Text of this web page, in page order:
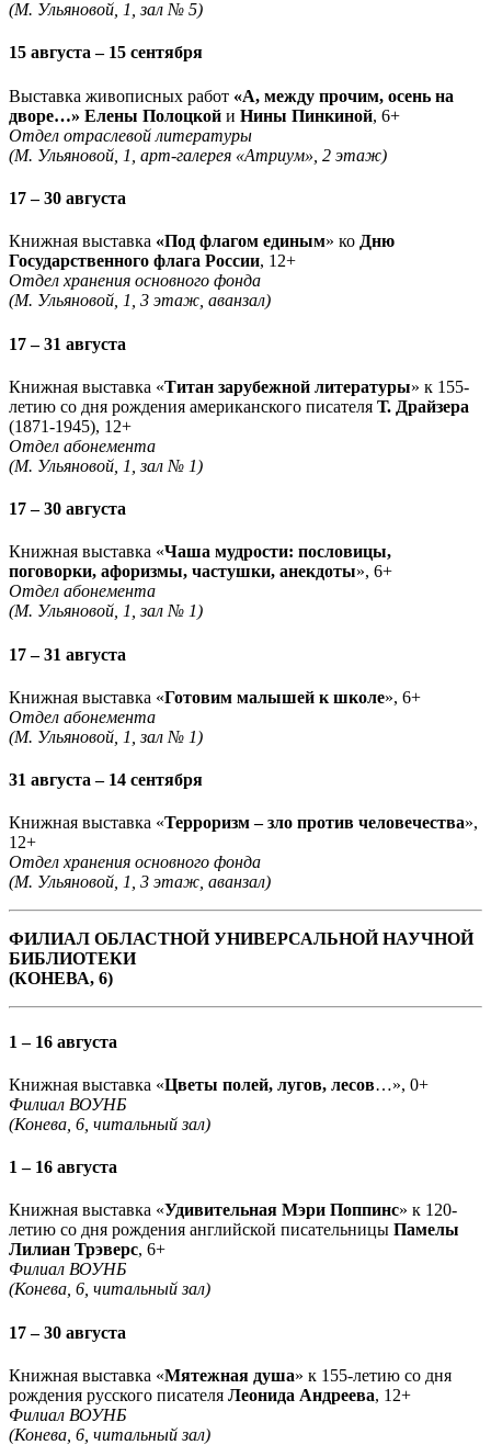
(М. Ульяновой, 1, зал № 5)
15 августа – 15 сентября
Выставка живописных работ «А, между прочим, осень на
дворе…» Елены Полоцкой и Нины Пинкиной, 6+
Отдел отраслевой литературы
(М. Ульяновой, 1, арт-галерея «Атриум», 2 этаж)
17 – 30 августа
Книжная выставка «Под флагом единым» ко Дню
Государственного флага России, 12+
Отдел хранения основного фонда
(М. Ульяновой, 1, 3 этаж, аванзал)
17 – 31 августа
Книжная выставка «Титан зарубежной литературы» к 155-
летию со дня рождения американского писателя Т. Драйзера
(1871-1945), 12+
Отдел абонемента
(М. Ульяновой, 1, зал № 1)
17 – 30 августа
Книжная выставка «Чаша мудрости: пословицы,
поговорки, афоризмы, частушки, анекдоты», 6+
Отдел абонемента
(М. Ульяновой, 1, зал № 1)
17 – 31 августа
Книжная выставка «Готовим малышей к школе», 6+
Отдел абонемента
(М. Ульяновой, 1, зал № 1)
31 августа – 14 сентября
Книжная выставка «Терроризм – зло против человечества»,
12+
Отдел хранения основного фонда
(М. Ульяновой, 1, 3 этаж, аванзал)
ФИЛИАЛ ОБЛАСТНОЙ УНИВЕРСАЛЬНОЙ НАУЧНОЙ
БИБЛИОТЕКИ
(КОНЕВА, 6)
1 – 16 августа
Книжная выставка «Цветы полей, лугов, лесов…», 0+
Филиал ВОУНБ
(Конева, 6, читальный зал)
1 – 16 августа
Книжная выставка «Удивительная Мэри Поппинс» к 120-
летию со дня рождения английской писательницы Памелы
Лилиан Трэверс, 6+
Филиал ВОУНБ
(Конева, 6, читальный зал)
17 – 30 августа
Книжная выставка «Мятежная душа» к 155-летию со дня
рождения русского писателя Леонида Андреева, 12+
Филиал ВОУНБ
(Конева, 6, читальный зал)